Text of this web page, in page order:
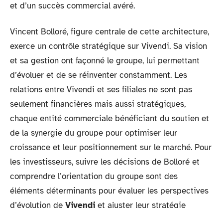
et d’un succès commercial avéré.
Vincent Bolloré, figure centrale de cette architecture,
exerce un contrôle stratégique sur Vivendi. Sa vision
et sa gestion ont façonné le groupe, lui permettant
d’évoluer et de se réinventer constamment. Les
relations entre Vivendi et ses filiales ne sont pas
seulement financières mais aussi stratégiques,
chaque entité commerciale bénéficiant du soutien et
de la synergie du groupe pour optimiser leur
croissance et leur positionnement sur le marché. Pour
les investisseurs, suivre les décisions de Bolloré et
comprendre l’orientation du groupe sont des
éléments déterminants pour évaluer les perspectives
d’évolution de Vivendi et ajuster leur stratégie